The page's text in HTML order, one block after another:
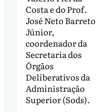
Costa e do Prof.
José Neto Barreto
Júnior,
coordenador da
Secretaria dos
Órgãos
Deliberativos da
Administração
Superior (Sods).